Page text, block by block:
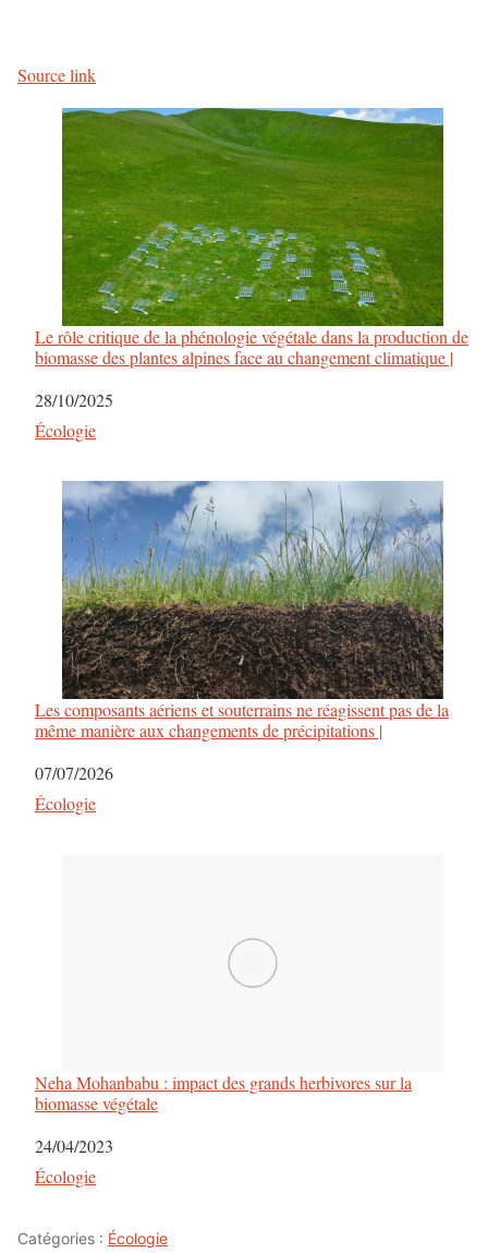
Source link
Le rôle critique de la phénologie végétale dans la production de
biomasse des plantes alpines face au changement climatique |
Date
28/10/2025
Par rapport à
Écologie
Les composants aériens et souterrains ne réagissent pas de la
même manière aux changements de précipitations |
Date
07/07/2026
Par rapport à
Écologie
Neha Mohanbabu : impact des grands herbivores sur la
biomasse végétale
Date
24/04/2023
Par rapport à
Écologie
Catégories : Écologie